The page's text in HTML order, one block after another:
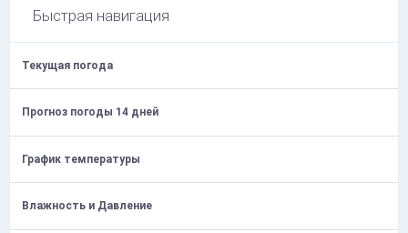
Быстрая навигация
Текущая погода
Прогноз погоды 14 дней
График температуры
Влажность и Давление